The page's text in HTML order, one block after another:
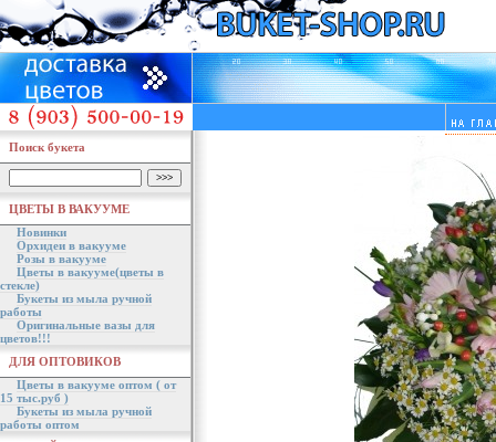
Поиск букета
ЦВЕТЫ В ВАКУУМЕ
Новинки
Орхидеи в вакууме
Розы в вакууме
Цветы в вакууме(цветы в
стекле)
Букеты из мыла ручной
работы
Оригинальные вазы для
цветов!!!
ДЛЯ ОПТОВИКОВ
Цветы в вакууме оптом ( от
15 тыс.руб )
Букеты из мыла ручной
работы оптом